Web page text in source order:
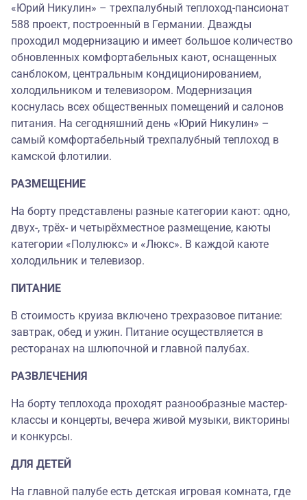
«Юрий Никулин» – трехпалубный теплоход-пансионат
588 проект, построенный в Германии. Дважды
проходил модернизацию и имеет большое количество
обновленных комфортабельных кают, оснащенных
санблоком, центральным кондиционированием,
холодильником и телевизором. Модернизация
коснулась всех общественных помещений и салонов
питания. На сегодняшний день «Юрий Никулин» –
самый комфортабельный трехпалубный теплоход в
камской флотилии.
РАЗМЕЩЕНИЕ
На борту представлены разные категории кают: одно,
двух-, трёх- и четырёхместное размещение, каюты
категории «Полулюкс» и «Люкс». В каждой каюте
холодильник и телевизор.
ПИТАНИЕ
В стоимость круиза включено трехразовое питание:
завтрак, обед и ужин. Питание осуществляется в
ресторанах на шлюпочной и главной палубах.
РАЗВЛЕЧЕНИЯ
На борту теплохода проходят разнообразные мастер-
классы и концерты, вечера живой музыки, викторины
и конкурсы.
ДЛЯ ДЕТЕЙ
На главной палубе есть детская игровая комната, где